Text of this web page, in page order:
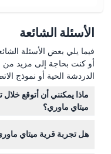
الأسئلة الشائعة
فيما يلي بعض الأسئلة
أو كنت بحاجة إلى مزيد من
الدردشة الحية أو نموذج
ماذا يمكنني أن أتوقع
ميتاي ماوري؟
وعروض ثقافية مثيرة
هل تجربة قرية ميتاي